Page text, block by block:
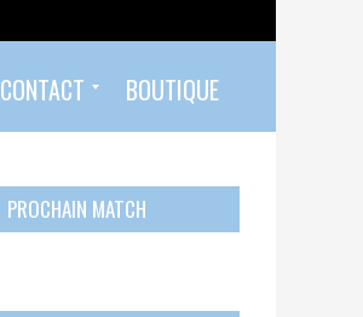
CONTACT BOUTIQUE
PROCHAIN MATCH